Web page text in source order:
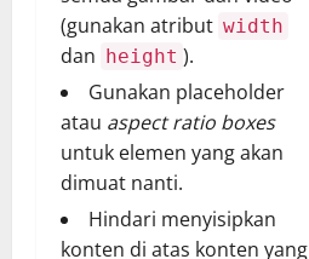
(gunakan atribut width
dan height ).
Gunakan placeholder
atau aspect ratio boxes
untuk elemen yang akan
dimuat nanti.
Hindari menyisipkan
konten di atas konten yang